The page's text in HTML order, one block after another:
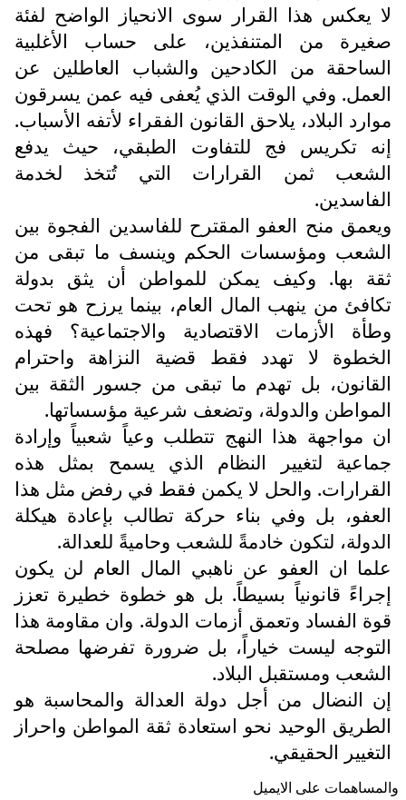
لا يعكس هذا القرار سوى الانحياز الواضح لفئة
صغيرة من المتنفذين، على حساب الأغلبية
الساحقة من الكادحين والشباب العاطلين عن
العمل. وفي الوقت الذي يُعفى فيه عمن يسرقون
موارد البلاد، يلاحق القانون الفقراء لأتفه الأسباب.
إنه تكريس فج للتفاوت الطبقي، حيث يدفع
الشعب ثمن القرارات التي تُتخذ لخدمة
الفاسدين.
ويعمق منح العفو المقترح للفاسدين الفجوة بين
الشعب ومؤسسات الحكم وينسف ما تبقى من
ثقة بها. وكيف يمكن للمواطن أن يثق بدولة
تكافئ من ينهب المال العام، بينما يرزح هو تحت
وطأة الأزمات الاقتصادية والاجتماعية؟ فهذه
الخطوة لا تهدد فقط قضية النزاهة واحترام
القانون، بل تهدم ما تبقى من جسور الثقة بين
المواطن والدولة، وتضعف شرعية مؤسساتها.
ان مواجهة هذا النهج تتطلب وعياً شعبياً وإرادة
جماعية لتغيير النظام الذي يسمح بمثل هذه
القرارات. والحل لا يكمن فقط في رفض مثل هذا
العفو، بل وفي بناء حركة تطالب بإعادة هيكلة
الدولة، لتكون خادمةً للشعب وحاميةً للعدالة.
علما ان العفو عن ناهبي المال العام لن يكون
إجراءً قانونياً بسيطاً. بل هو خطوة خطيرة تعزز
قوة الفساد وتعمق أزمات الدولة. وان مقاومة هذا
التوجه ليست خياراً، بل ضرورة تفرضها مصلحة
الشعب ومستقبل البلاد.
إن النضال من أجل دولة العدالة والمحاسبة هو
الطريق الوحيد نحو استعادة ثقة المواطن واحراز
التغيير الحقيقي.
والمساهمات علی الایمیل